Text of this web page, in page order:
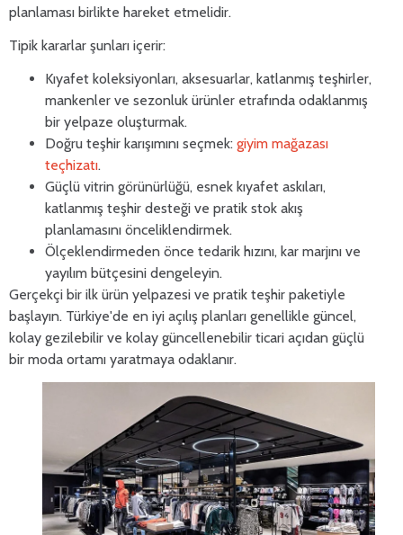
planlaması birlikte hareket etmelidir.
Tipik kararlar şunları içerir:
Kıyafet koleksiyonları, aksesuarlar, katlanmış teşhirler,
mankenler ve sezonluk ürünler etrafında odaklanmış
bir yelpaze oluşturmak.
Doğru teşhir karışımını seçmek: giyim mağazası
teçhizatı.
Güçlü vitrin görünürlüğü, esnek kıyafet askıları,
katlanmış teşhir desteği ve pratik stok akış
planlamasını önceliklendirmek.
Ölçeklendirmeden önce tedarik hızını, kar marjını ve
yayılım bütçesini dengeleyin.
Gerçekçi bir ilk ürün yelpazesi ve pratik teşhir paketiyle
başlayın. Türkiye'de en iyi açılış planları genellikle güncel,
kolay gezilebilir ve kolay güncellenebilir ticari açıdan güçlü
bir moda ortamı yaratmaya odaklanır.